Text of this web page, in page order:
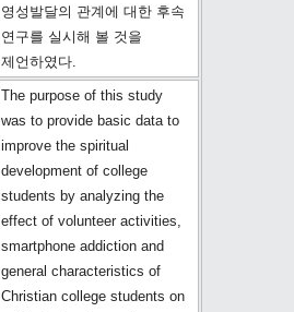
영성발달의 관계에 대한 후속
연구를 실시해 볼 것을
제언하였다.
The purpose of this study
was to provide basic data to
improve the spiritual
development of college
students by analyzing the
effect of volunteer activities,
smartphone addiction and
general characteristics of
Christian college students on